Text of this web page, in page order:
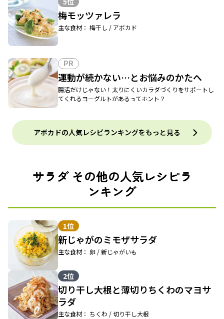
梅モッツァレラ
主な食材： 梅干し / アボカド
PR
運動が続かない…とお悩みのかたへ
腸活だけじゃない！太りにくいカラダづくりをサポートし
てくれるヨーグルトがあるってホント？
アボカドの人気レシピランキングをもっと見る
サラダ その他の人気レシピラ
ンキング
1位
新じゃがのミモザサラダ
主な食材： 卵 / 新じゃがいも
2位
切り干し大根と薄切りちくわのマヨサ
ラダ
主な食材： ちくわ / 切り干し大根